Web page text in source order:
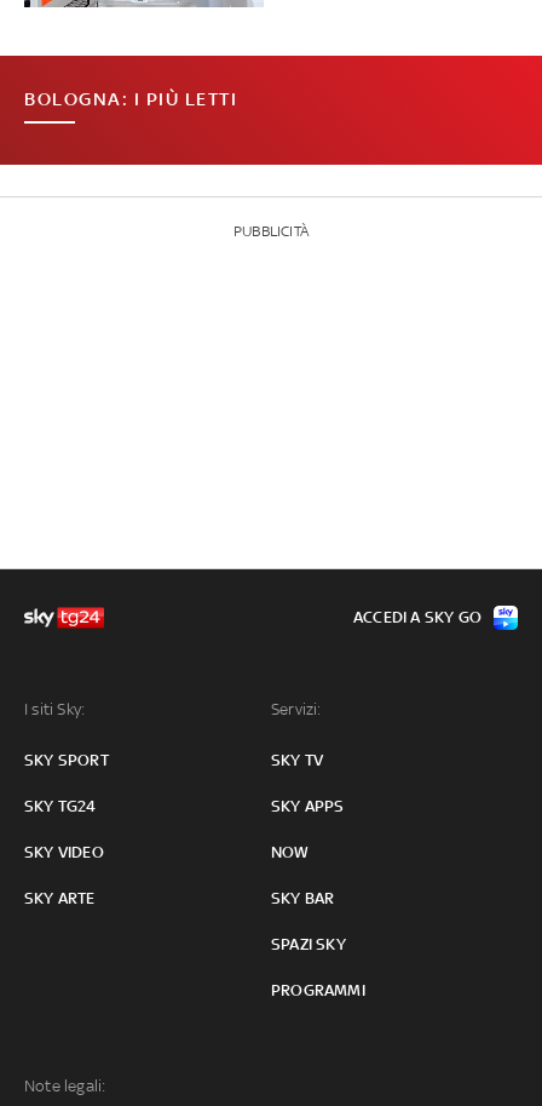
BOLOGNA: I PIÙ LETTI
PUBBLICITÀ
I siti Sky:
SKY SPORT
SKY TG24
SKY VIDEO
SKY ARTE
Servizi:
SKY TV
SKY APPS
NOW
SKY BAR
SPAZI SKY
PROGRAMMI
Note legali:
ACCEDI A SKY GO